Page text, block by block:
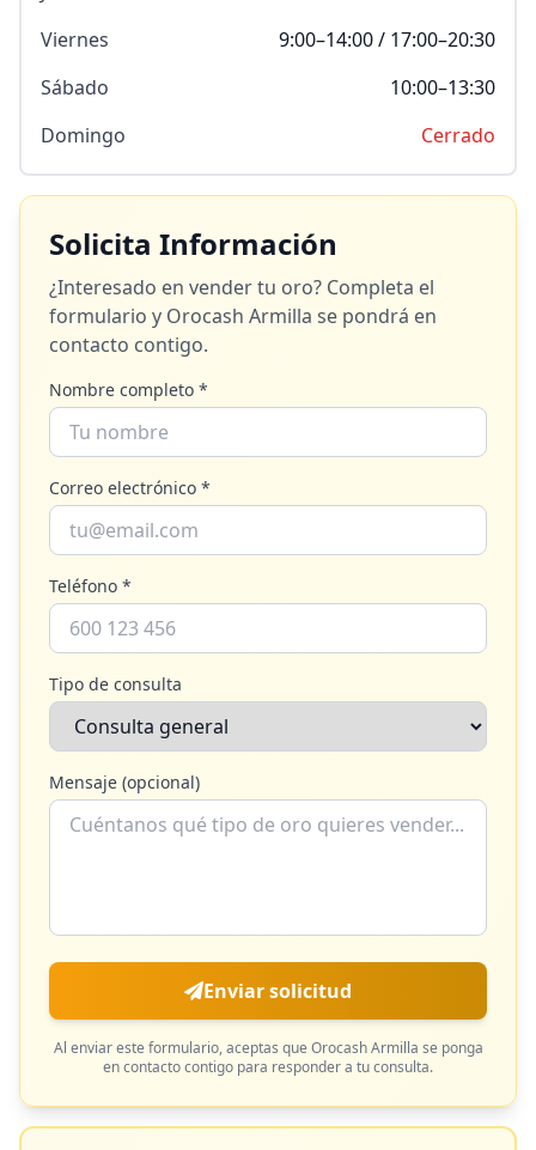
Viernes
9:00–14:00 / 17:00–20:30
Sábado
10:00–13:30
Domingo
Cerrado
Solicita Información
¿Interesado en vender tu oro? Completa el
formulario y Orocash Armilla se pondrá en
contacto contigo.
Nombre completo *
Correo electrónico *
Teléfono *
Tipo de consulta
Mensaje (opcional)
Enviar solicitud
Al enviar este formulario, aceptas que Orocash Armilla se ponga
en contacto contigo para responder a tu consulta.